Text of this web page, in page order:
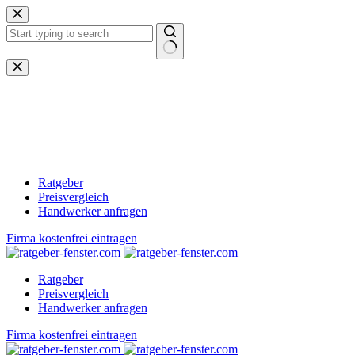
Zum
Inhalt
springen
Keine
Ergebnisse
Ratgeber
Preisvergleich
Handwerker anfragen
Firma kostenfrei eintragen
Ratgeber
Preisvergleich
Handwerker anfragen
Firma kostenfrei eintragen